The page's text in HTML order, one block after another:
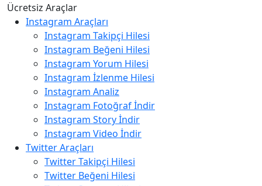
Ücretsiz Araçlar
Instagram Araçları
Instagram Takipçi Hilesi
Instagram Beğeni Hilesi
Instagram Yorum Hilesi
Instagram İzlenme Hilesi
Instagram Analiz
Instagram Fotoğraf İndir
Instagram Story İndir
Instagram Video İndir
Twitter Araçları
Twitter Takipçi Hilesi
Twitter Beğeni Hilesi